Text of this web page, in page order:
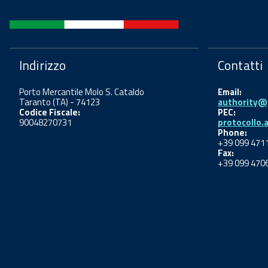
Indirizzo
Porto Mercantile Molo S. Cataldo
Taranto (TA) - 74123
Codice Fiscale:
90048270731
Contatti
Email:
PEC:
Phone:
+39 099
Fax:
+39 099